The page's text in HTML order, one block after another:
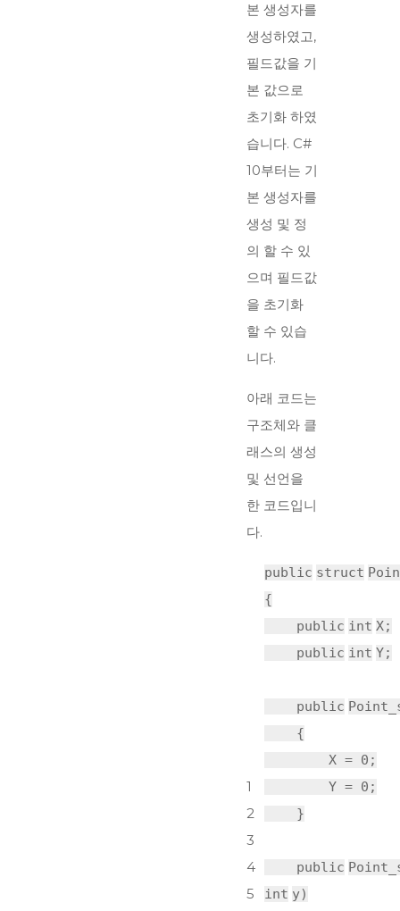
본 생성자를
생성하였고,
필드값을 기
본 값으로
초기화 하였
습니다. C#
10부터는 기
본 생성자를
생성 및 정
의 할 수 있
으며 필드값
을 초기화
할 수 있습
니다.
아래 코드는
구조체와 클
래스의 생성
및 선언을
한 코드입니
다.
1
2
3
4
5
public struct
{
public int X;
public int Y;
public
{
X = 0;
Y = 0;
}
public
int y)